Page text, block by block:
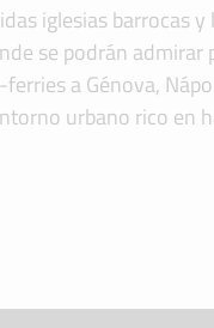
iglesias barrocas
se podrán admirar
a Génova,
urbano rico en